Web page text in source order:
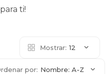
ti!
Mostrar: 12
por: Nombre: A-Z